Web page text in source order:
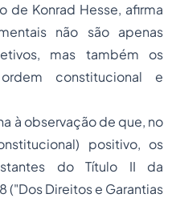
de Konrad Hesse, afirma
não são apenas
mas também os
constitucional e
à observação de que, no
positivo, os
do Título II da
("Dos Direitos e Garantias